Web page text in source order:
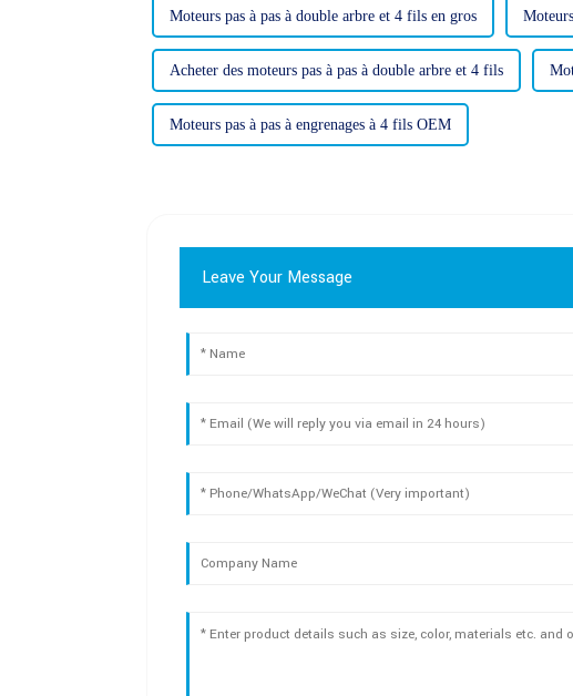
Moteurs pas à pas à double arbre et 4 fils en gros
Acheter des moteurs pas à pas à double arbre et 4 fils
Moteurs pas à pas à engrenages à 4 fils OEM
Leave Your Message